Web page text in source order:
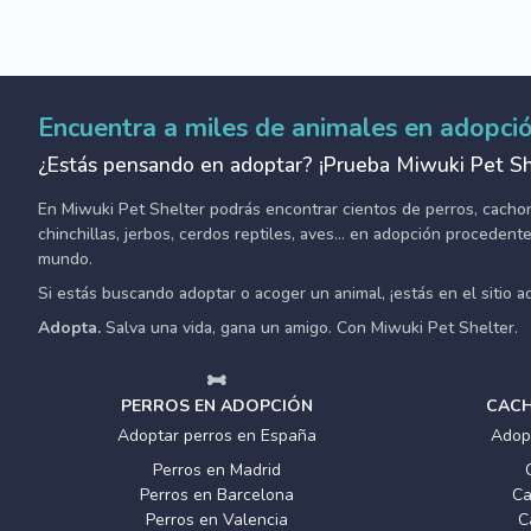
Encuentra a miles de animales en
¿Estás pensando en adoptar? ¡Prueba Miwuki Pet
En Miwuki Pet Shelter podrás encontrar cientos de perros,
chinchillas, jerbos, cerdos reptiles, aves... en adopción
mundo.
Si estás buscando adoptar o acoger un animal, ¡estás en el sitio
Adopta. Salva una vida, gana un amigo. Con Miwuki Pet Shelter.
PERROS EN ADOPCIÓN
Adoptar perros en España
Perros en Madrid
Perros en Barcelona
Perros en Valencia